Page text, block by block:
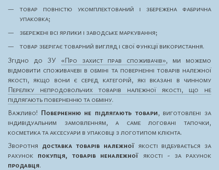
товар повністю укомплектований і збережена фабрична
упаковка;
збережені всі ярлики і заводське маркування;
товар зберігає товарний вигляд і свої функції використання.
Згідно до ЗУ «Про захист прав споживачів», ми можемо
відмовити споживачеві в обміні та поверненні товарів належної
якості, якщо вони є серед категорій, які вказані в чинному
Переліку непродовольчих товарів належної якості, що не
підлягають поверненню та обміну.
Важливо! Поверненню не підлягають товари, виготовлені за
індивідуальним замовленням, а саме логовані тапочки,
косметика та аксесуари в упаковці з логотипом клієнта.
Зворотня доставка товарів належної якості відбувається за
рахунок покупця, товарів неналежної якості - за рахунок
продавця.